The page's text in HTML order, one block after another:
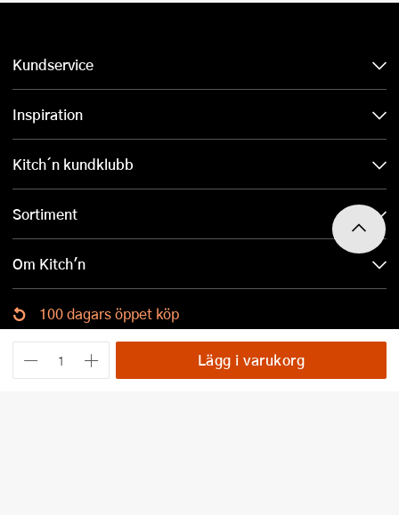
Lägg i varukorg
Kundservice
Inspiration
Kitch´n kundklubb
Sortiment
Om Kitch'n
100 dagars öppet köp
Ladda ned Kitch´n-appen